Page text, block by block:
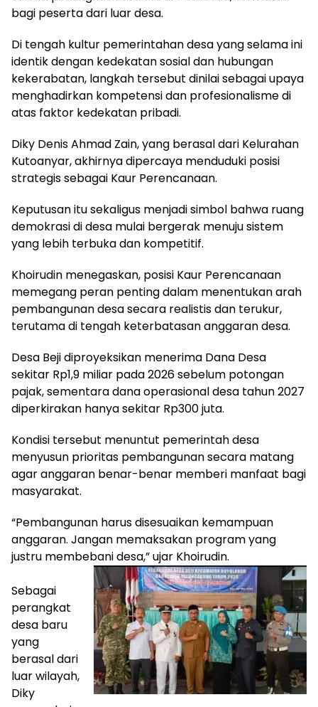
bagi peserta dari luar desa.
Di tengah kultur pemerintahan desa yang selama ini
identik dengan kedekatan sosial dan hubungan
kekerabatan, langkah tersebut dinilai sebagai upaya
menghadirkan kompetensi dan profesionalisme di
atas faktor kedekatan pribadi.
Diky Denis Ahmad Zain, yang berasal dari Kelurahan
Kutoanyar, akhirnya dipercaya menduduki posisi
strategis sebagai Kaur Perencanaan.
Keputusan itu sekaligus menjadi simbol bahwa ruang
demokrasi di desa mulai bergerak menuju sistem
yang lebih terbuka dan kompetitif.
Khoirudin menegaskan, posisi Kaur Perencanaan
memegang peran penting dalam menentukan arah
pembangunan desa secara realistis dan terukur,
terutama di tengah keterbatasan anggaran desa.
Desa Beji diproyeksikan menerima Dana Desa
sekitar Rp1,9 miliar pada 2026 sebelum potongan
pajak, sementara dana operasional desa tahun 2027
diperkirakan hanya sekitar Rp300 juta.
Kondisi tersebut menuntut pemerintah desa
menyusun prioritas pembangunan secara matang
agar anggaran benar-benar memberi manfaat bagi
masyarakat.
“Pembangunan harus disesuaikan kemampuan
anggaran. Jangan memaksakan program yang
justru membebani desa,” ujar Khoirudin.
Sebagai
perangkat
desa baru
yang
berasal dari
luar wilayah,
Diky